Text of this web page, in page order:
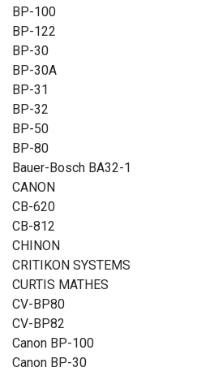
BP-100
BP-122
BP-30
BP-30A
BP-31
BP-32
BP-50
BP-80
Bauer-Bosch BA32-1
CANON
CB-620
CB-812
CHINON
CRITIKON SYSTEMS
CURTIS MATHES
CV-BP80
CV-BP82
Canon BP-100
Canon BP-30